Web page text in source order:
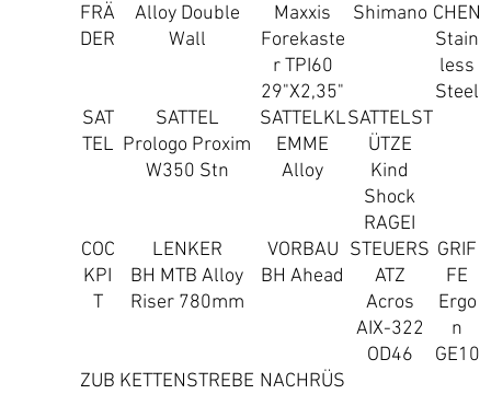
FRÄ
DER
Alloy Double
Wall
Maxxis
Forekaste
r TPI60
29"X2,35"
Shimano CHEN
Stain
less
Steel
SAT
TEL
SATTEL
Prologo Proxim
W350 Stn
SATTELKL
EMME
Alloy
SATTELST
ÜTZE
Kind
Shock
RAGEI
COC
KPI
T
LENKER
BH MTB Alloy
Riser 780mm
VORBAU
BH Ahead
STEUERS
ATZ
Acros
AIX-322
OD46
GRIF
FE
Ergo
n
GE10
ZUB KETTENSTREBE NACHRÜS